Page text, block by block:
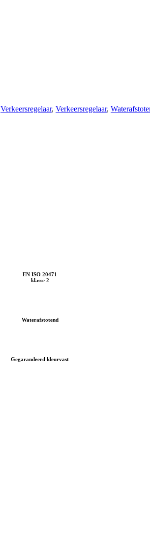
Verkeersregelaar, Verkeersregelaar,
EN ISO 20471
klasse 2
Waterafstotend
Gegarandeerd kleurvast